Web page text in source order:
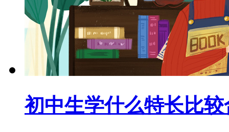
初中生学什么特长比较